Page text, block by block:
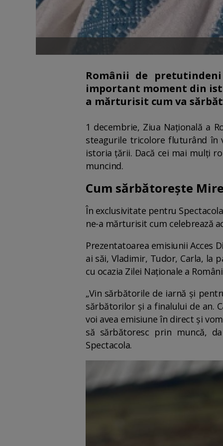
Românii de
important moment din
a mărturisit cum va
1 decembrie, Ziua Națională a
steagurile tricolore fluturând
istoria țării. Dacă cei mai mulţi
muncind.
Cum sărbătorește
În exclusivitate pentru
ne-a mărturisit cum celebrează
Prezentatoarea emisiunii Acces
ai săi, Vladimir, Tudor, Carla, la
cu ocazia Zilei Naționale a
„Vin sărbătorile de iarnă și
sărbătorilor și a finalului de an.
voi avea emisiune în direct și
să sărbătoresc prin muncă,
Spectacola.